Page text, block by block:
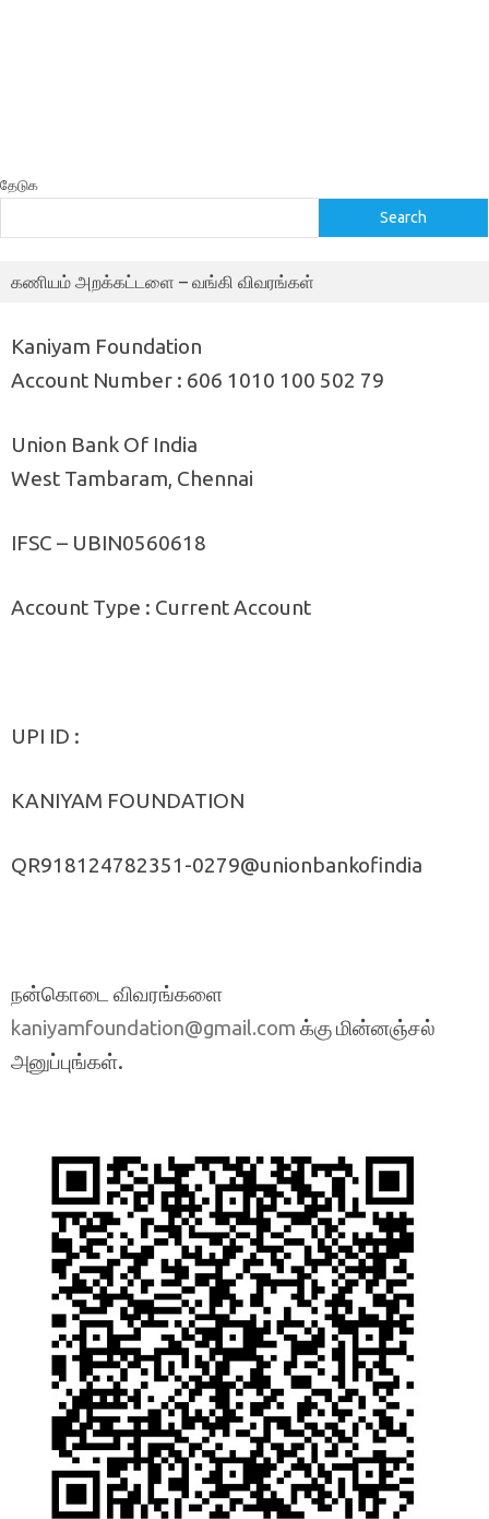
தேடுக
Search
கணியம் அறக்கட்டளை – வங்கி விவரங்கள்
Kaniyam Foundation
Account Number : 606 1010 100 502 79
Union Bank Of India
West Tambaram, Chennai
IFSC – UBIN0560618
Account Type : Current Account
UPI ID :
KANIYAM FOUNDATION
QR918124782351-0279@unionbankofindia
நன்கொடை விவரங்களை
kaniyamfoundation@gmail.com க்கு மின்னஞ்சல்
அனுப்புங்கள்.